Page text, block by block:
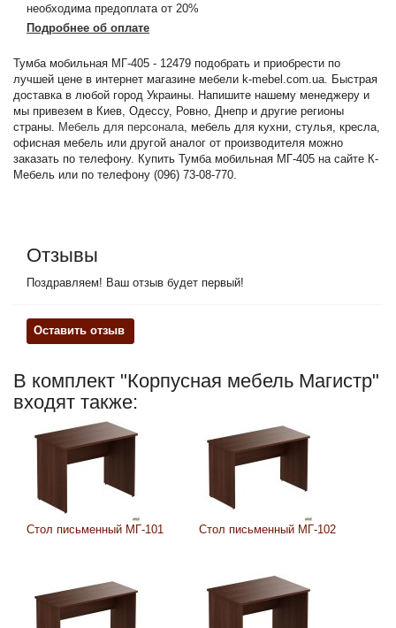
необходима предоплата от 20%
Подробнее об оплате
Тумба мобильная МГ-405 - 12479 подобрать и приобрести по
лучшей цене в интернет магазине мебели k-mebel.com.ua. Быстрая
доставка в любой город Украины. Напишите нашему менеджеру и
мы привезем в Киев, Одессу, Ровно, Днепр и другие регионы
страны. Мебель для персонала, мебель для кухни, стулья, кресла,
офисная мебель или другой аналог от производителя можно
заказать по телефону. Купить Тумба мобильная МГ-405 на сайте К-
Мебель или по телефону (096) 73-08-770.
Отзывы
Поздравляем! Ваш отзыв будет первый!
Оставить отзыв
В комплект "Корпусная мебель Магистр"
входят также:
Стол письменный МГ-101 Стол письменный МГ-102